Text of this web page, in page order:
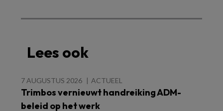
Lees ook
7 AUGUSTUS 2026 ACTUEEL
Trimbos vernieuwt handreiking ADM-
beleid op het werk